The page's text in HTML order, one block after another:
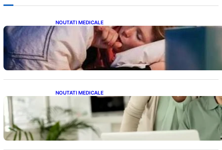
NOUTATI MEDICALE
Tusea seacă nocturnă: Semnale importante
despre sănătatea inimii tale
NOUTATI MEDICALE
Sprijin financiar pentru pensionari: Ce
înseamnă ajutoarele de până la 500 de lei în
2026